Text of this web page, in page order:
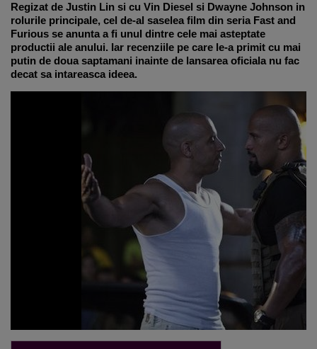
Regizat de Justin Lin si cu Vin Diesel si Dwayne Johnson in
rolurile principale, cel de-al saselea film din seria Fast and
Furious se anunta a fi unul dintre cele mai asteptate
productii ale anului. Iar recenziile pe care le-a primit cu mai
putin de doua saptamani inainte de lansarea oficiala nu fac
decat sa intareasca ideea.